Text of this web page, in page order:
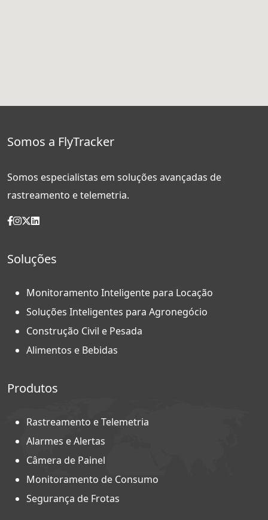
Somos a FlyTracker
Somos especialistas em soluções avançadas de
rastreamento e telemetria.
Soluções
Monitoramento Inteligente para Locação
Soluções Inteligentes para Agronegócio
Construção Civil e Pesada
Alimentos e Bebidas
Produtos
Rastreamento e Telemetria
Alarmes e Alertas
Câmera de Painel
Monitoramento de Consumo
Segurança de Frotas